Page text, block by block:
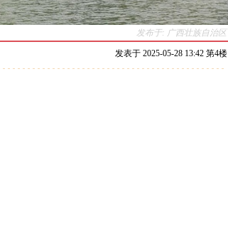
发布于: 广西壮族自治区
发表于 2025-05-28 13:42 第4楼